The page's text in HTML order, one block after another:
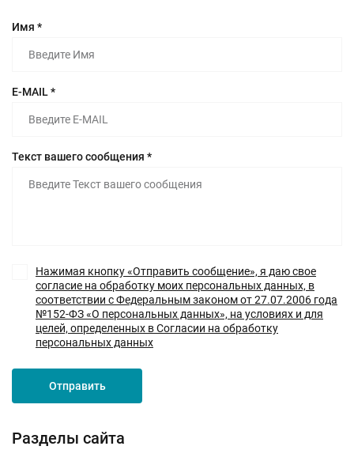
Разделы сайта
Имя *
E-MAIL *
Текст вашего сообщения *
Нажимая кнопку «Отправить сообщение», я даю свое
согласие на обработку моих персональных данных, в
соответствии с Федеральным законом от 27.07.2006 года
№152-ФЗ «О персональных данных», на условиях и для
целей, определенных в Согласии на обработку
персональных данных
Отправить